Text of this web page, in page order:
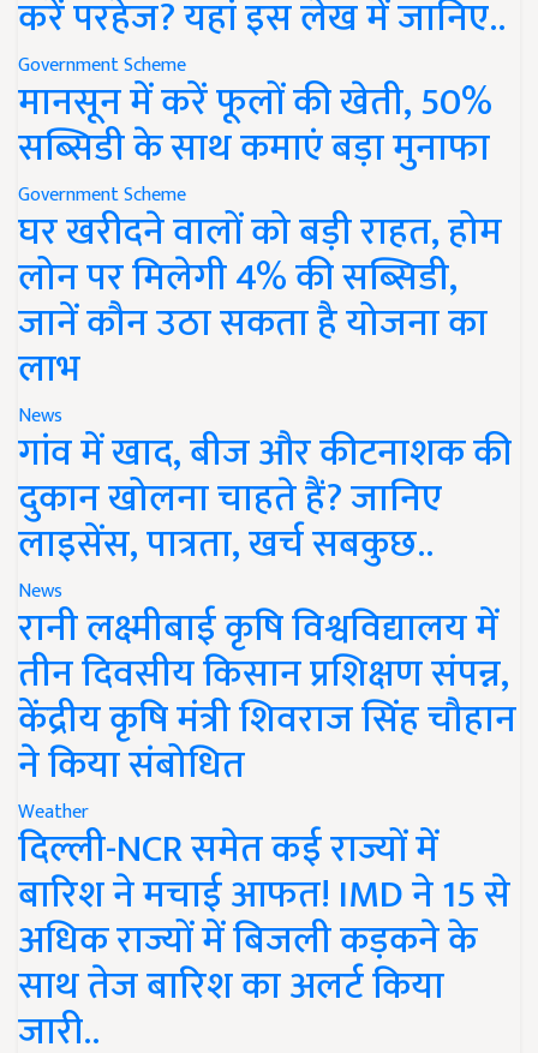
करें परहेज? यहां इस लेख में जानिए..
Government Scheme
मानसून में करें फूलों की खेती, 50%
सब्सिडी के साथ कमाएं बड़ा मुनाफा
Government Scheme
घर खरीदने वालों को बड़ी राहत, होम
लोन पर मिलेगी 4% की सब्सिडी,
जानें कौन उठा सकता है योजना का
लाभ
News
गांव में खाद, बीज और कीटनाशक की
दुकान खोलना चाहते हैं? जानिए
लाइसेंस, पात्रता, खर्च सबकुछ..
News
रानी लक्ष्मीबाई कृषि विश्वविद्यालय में
तीन दिवसीय किसान प्रशिक्षण संपन्न,
केंद्रीय कृषि मंत्री शिवराज सिंह चौहान
ने किया संबोधित
Weather
दिल्ली-NCR समेत कई राज्यों में
बारिश ने मचाई आफत! IMD ने 15 से
अधिक राज्यों में बिजली कड़कने के
साथ तेज बारिश का अलर्ट किया
जारी..